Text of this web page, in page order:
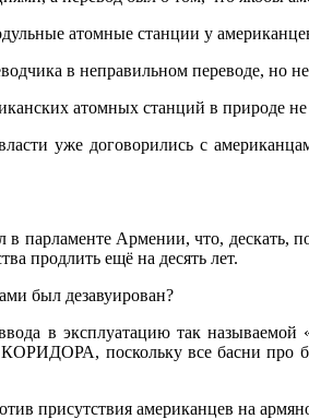
атомные станции у
в неправильном переводе, но
атомных станций в природе
уже договорились с
парламенте Армении, что, дескать,
продлить ещё на десять лет.
был дезавуирован?
в эксплуатацию так называемой
КОРИДОРА, поскольку все басни
присутствия американцев на